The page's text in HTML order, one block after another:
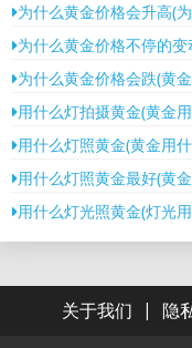
为什么黄金价格会升高(
为什么黄金价格不停的
为什么黄金价格会跌(黄
用什么灯拍摄黄金(黄金
用什么灯照黄金(黄金用
用什么灯照黄金最好(黄
用什么灯光照黄金(灯光
关于我们 | 隐